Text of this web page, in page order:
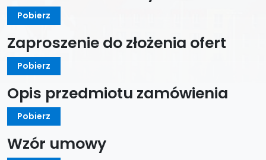
Pobierz
Zaproszenie do złożenia ofert
Pobierz
Opis przedmiotu zamówienia
Pobierz
Wzór umowy